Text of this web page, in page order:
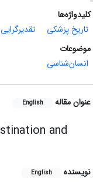
کلیدواژه‌ها
تاریخ پزشکی
تقدیرگرایی
موضوعات
انسان‌شناسی
عنوان مقاله English
and
نویسنده English